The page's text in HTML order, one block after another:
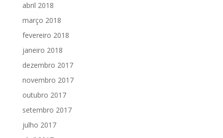
abril 2018
março 2018
fevereiro 2018
janeiro 2018
dezembro 2017
novembro 2017
outubro 2017
setembro 2017
julho 2017